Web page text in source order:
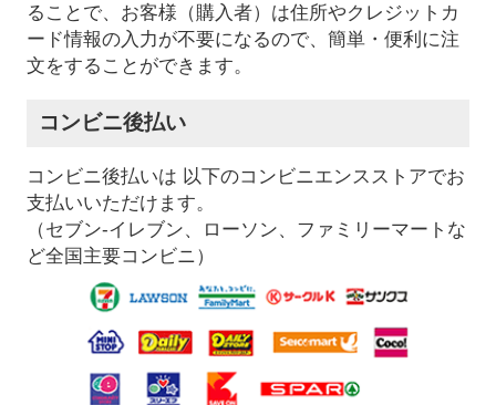
ることで、お客様（購入者）は住所やクレジットカ
ード情報の入力が不要になるので、簡単・便利に注
文をすることができます。
コンビニ後払い
コンビニ後払いは 以下のコンビニエンスストアでお
支払いいただけます。
（セブン-イレブン、ローソン、ファミリーマートな
ど全国主要コンビニ）